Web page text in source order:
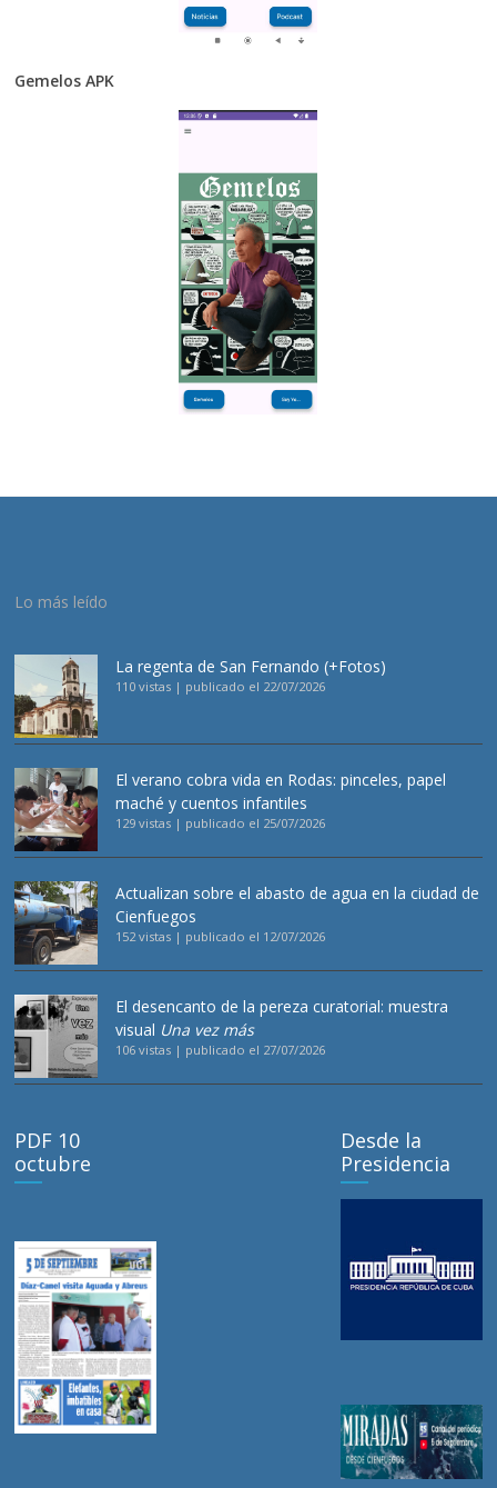
Gemelos APK
Lo más leído
La regenta de San Fernando (+Fotos)
110 vistas | publicado el 22/07/2026
El verano cobra vida en Rodas: pinceles, papel
maché y cuentos infantiles
129 vistas | publicado el 25/07/2026
Actualizan sobre el abasto de agua en la ciudad de
Cienfuegos
152 vistas | publicado el 12/07/2026
El desencanto de la pereza curatorial: muestra
visual Una vez más
106 vistas | publicado el 27/07/2026
PDF 10
octubre
Desde la
Presidencia